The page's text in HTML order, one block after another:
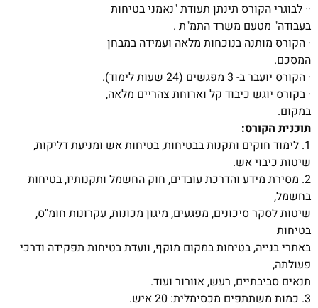
·· לבוגרי הקורס תינתן תעודת "נאמני בטיחות
בעבודה" מטעם משרד התמ"ת .
· הקורס מותנה בנוכחות מלאה ועמידה במבחן
המסכם.
· הקורס יועבר ב- 3 מפגשים (24 שעות לימוד).
· בקורס יוגש כיבוד קל וארוחת צהריים מלאה,
במקום.
תוכנית הקורס:
1. לימוד חוקים ותקנות בבטיחות, בטיחות אש ומניעת דליקות,
שיטות כיבוי אש.
2. מסירת מידע והדרכת עובדים, חוק החשמל ותקנותיו, בטיחות
בחשמל,
שיטות לסקר סיכונים, מפגעים, מיגון מכונות, עקרונות חומ"ס,
בטיחות
באתרי בנייה, בטיחות במקום מוקף, וועדת בטיחות תפקידה ודרכי
פעולתה,
תנאים סביבתיים, רעש, אוורור ועוד.
3. כמות משתתפים מכסימלית: 20 איש.